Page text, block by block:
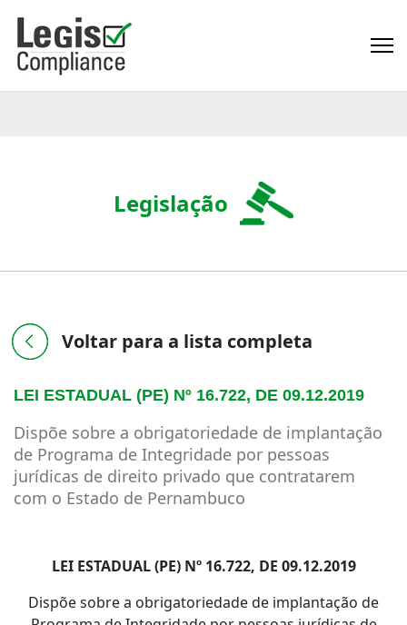
Legislação
Voltar para a lista completa
LEI ESTADUAL (PE) Nº 16.722, DE 09.12.2019
Dispõe sobre a obrigatoriedade de implantação
de Programa de Integridade por pessoas
jurídicas de direito privado que contratarem
com o Estado de Pernambuco
LEI ESTADUAL (PE) Nº 16.722, DE 09.12.2019
Dispõe sobre a obrigatoriedade de implantação de